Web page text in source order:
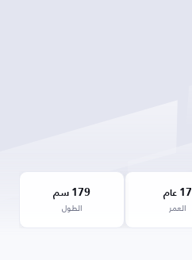
17 عام
العمر
179 سم
الطول